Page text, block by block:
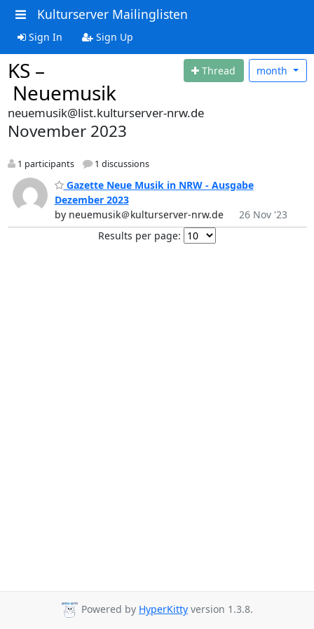
Kulturserver Mailinglisten
Sign In Sign Up
KS –
Neuemusik
Thread month
neuemusik@list.kulturserver-nrw.de
November 2023
1 participants 1 discussions
Gazette Neue Musik in NRW - Ausgabe
Dezember 2023
by neuemusik＠kulturserver-nrw.de
26 Nov '23
Results per page:
Powered by HyperKitty version 1.3.8.